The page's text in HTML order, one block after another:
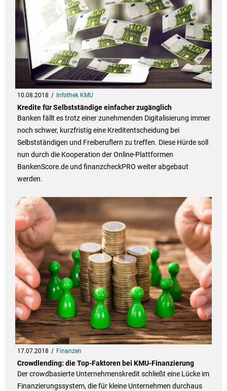
10.08.2018 Infothek KMU
Kredite für Selbstständige einfacher zugänglich
Banken fällt es trotz einer zunehmenden Digitalisierung immer
noch schwer, kurzfristig eine Kreditentscheidung bei
Selbstständigen und Freiberuflern zu treffen. Diese Hürde soll
nun durch die Kooperation der Online-Plattformen
BankenScore.de und finanzcheckPRO weiter abgebaut
werden.
17.07.2018 Finanzen
Crowdlending: die Top-Faktoren bei KMU-Finanzierung
Der crowdbasierte Unternehmenskredit schließt eine Lücke im
Finanzierungssystem, die für kleine Unternehmen durchaus